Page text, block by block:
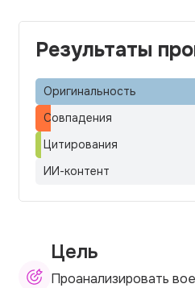
Результаты
Оригинальность
Совпадения
Цитирования
ИИ-контент
Цель
Проанализировать